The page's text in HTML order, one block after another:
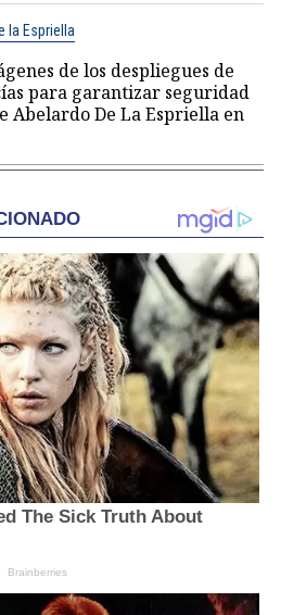
la Espriella
de los despliegues de
para garantizar seguridad
Abelardo De La Espriella en